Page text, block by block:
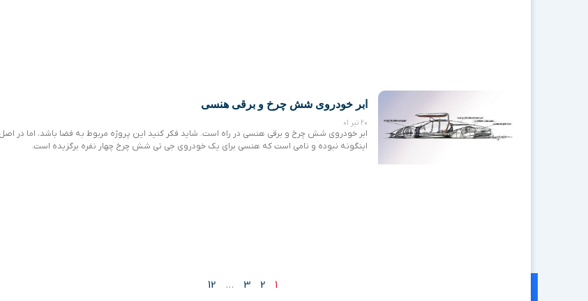
ابر خودروی شش چرخ و برقی هنسی
20 تیر 01
ابر خودروی شش چرخ و برقی هنسی در راه است. شاید فکر کنید این پروژه مربوط به فضا باشد، اما در اصل
اینگونه نبوده و نامی است که هنسی برای یک خودروی جی تی شش چرخ چهار نفره برگزیده است.
1
2
3
…
12